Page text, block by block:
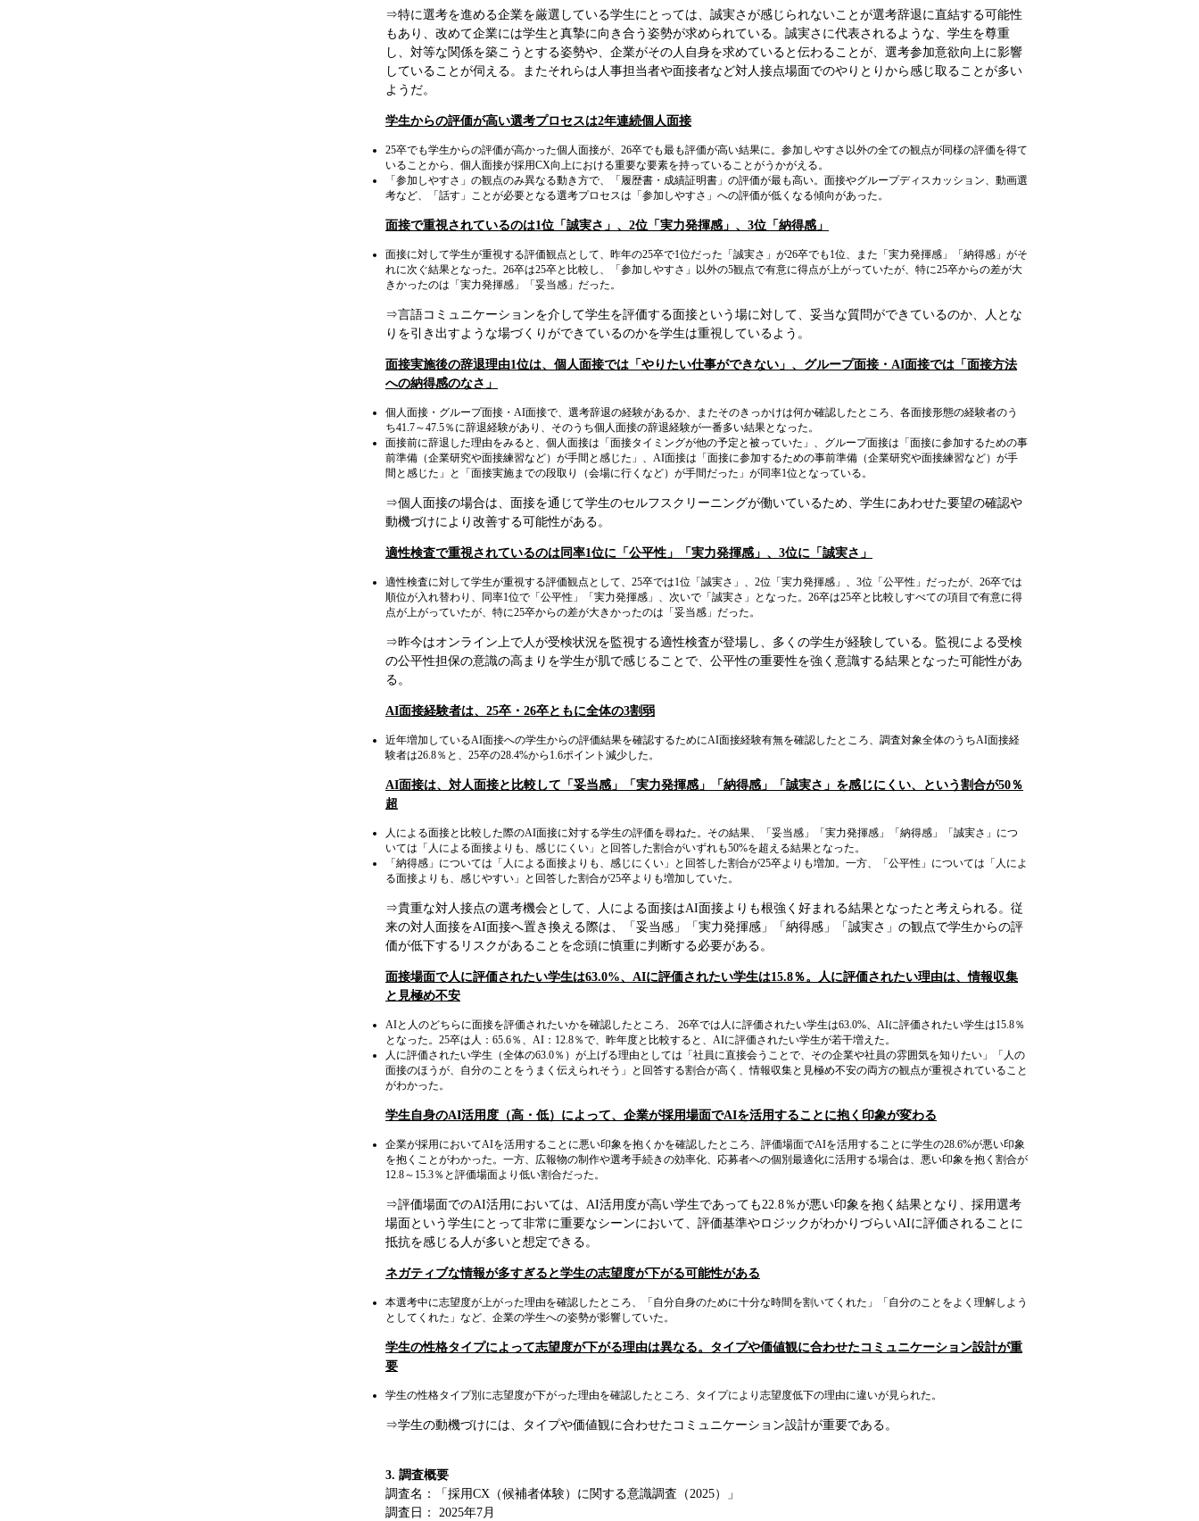
⇒特に選考を進める企業を厳選している学生にとっては、誠実さが感じられないことが選考辞退に直結する可能性
もあり、改めて企業には学生と真摯に向き合う姿勢が求められている。誠実さに代表されるような、学生を尊重
し、対等な関係を築こうとする姿勢や、企業がその人自身を求めていると伝わることが、選考参加意欲向上に影響
していることが伺える。またそれらは人事担当者や面接者など対人接点場面でのやりとりから感じ取ることが多い
ようだ。
学生からの評価が高い選考プロセスは2年連続個人面接
25卒でも学生からの評価が高かった個人面接が、26卒でも最も評価が高い結果に。参加しやすさ以外の全ての観点が同様の評価を得て
いることから、個人面接が採用CX向上における重要な要素を持っていることがうかがえる。
「参加しやすさ」の観点のみ異なる動き方で、「履歴書・成績証明書」の評価が最も高い。面接やグループディスカッション、動画選
考など、「話す」ことが必要となる選考プロセスは「参加しやすさ」への評価が低くなる傾向があった。
面接で重視されているのは1位「誠実さ」、2位「実力発揮感」、3位「納得感」
面接に対して学生が重視する評価観点として、昨年の25卒で1位だった「誠実さ」が26卒でも1位、また「実力発揮感」「納得感」がそ
れに次ぐ結果となった。26卒は25卒と比較し、「参加しやすさ」以外の5観点で有意に得点が上がっていたが、特に25卒からの差が大
きかったのは「実力発揮感」「妥当感」だった。
​⇒言語コミュニケーションを介して学生を評価する面接という場に対して、妥当な質問ができているのか、人とな
りを引き出すような場づくりができているのかを学生は重視しているよう。
面接実施後の辞退理由1位は、個人面接では「やりたい仕事ができない」、グループ面接・AI面接では「面接方法
への納得感のなさ」
個人面接・グループ面接・AI面接で、選考辞退の経験があるか、またそのきっかけは何か確認したところ、各面接形態の経験者のう
ち41.7～47.5％に辞退経験があり、そのうち個人面接の辞退経験が一番多い結果となった。
面接前に辞退した理由をみると、個人面接は「面接タイミングが他の予定と被っていた」、グループ面接は「面接に参加するための事
前準備（企業研究や面接練習など）が手間と感じた」、AI面接は「面接に参加するための事前準備（企業研究や面接練習など）が手
間と感じた」と「面接実施までの段取り（会場に行くなど）が手間だった」が同率1位となっている。
⇒個人面接の場合は、面接を通じて学生のセルフスクリーニングが働いているため、学生にあわせた要望の確認や
動機づけにより改善する可能性がある。
適性検査で重視されているのは同率1位に「公平性」「実力発揮感」、3位に「誠実さ」
適性検査に対して学生が重視する評価観点として、25卒では1位「誠実さ」、2位「実力発揮感」、3位「公平性」だったが、26卒では
順位が入れ替わり、同率1位で「公平性」「実力発揮感」、次いで「誠実さ」となった。26卒は25卒と比較しすべての項目で有意に得
点が上がっていたが、特に25卒からの差が大きかったのは「妥当感」だった。
⇒昨今はオンライン上で人が受検状況を監視する適性検査が登場し、多くの学生が経験している。監視による受検
の公平性担保の意識の高まりを学生が肌で感じることで、公平性の重要性を強く意識する結果となった可能性があ
る。
AI面接経験者は、25卒・26卒ともに全体の3割弱
近年増加しているAI面接への学生からの評価結果を確認するためにAI面接経験有無を確認したところ、調査対象全体のうちAI面接経
験者は26.8％と、25卒の28.4%から1.6ポイント減少した。
AI面接は、対人面接と比較して「妥当感」「実力発揮感」「納得感」「誠実さ」を感じにくい、という割合が50％
超
人による面接と比較した際のAI面接に対する学生の評価を尋ねた。その結果、「妥当感」「実力発揮感」「納得感」「誠実さ」につ
いては「人による面接よりも、感じにくい」と回答した割合がいずれも50%を超える結果となった。
「納得感」については「人による面接よりも、感じにくい」と回答した割合が25卒よりも増加。一方、「公平性」については「人によ
る面接よりも、感じやすい」と回答した割合が25卒よりも増加していた。
⇒貴重な対人接点の選考機会として、人による面接はAI面接よりも根強く好まれる結果となったと考えられる。従
来の対人面接をAI面接へ置き換える際は、「妥当感」「実力発揮感」「納得感」「誠実さ」の観点で学生からの評
価が低下するリスクがあることを念頭に慎重に判断する必要がある。
面接場面で人に評価されたい学生は63.0%、AIに評価されたい学生は15.8％。人に評価されたい理由は、情報収集
と見極め不安
AIと人のどちらに面接を評価されたいかを確認したところ、 26卒では人に評価されたい学生は63.0%、AIに評価されたい学生は15.8％
となった。25卒は人：65.6％、AI：12.8％で、昨年度と比較すると、AIに評価されたい学生が若干増えた。
人に評価されたい学生（全体の63.0％）が上げる理由としては「社員に直接会うことで、その企業や社員の雰囲気を知りたい」「人の
面接のほうが、自分のことをうまく伝えられそう」と回答する割合が高く、情報収集と見極め不安の両方の観点が重視されていること
がわかった。
学生自身のAI活用度（高・低）によって、企業が採用場面でAIを活用することに抱く印象が変わる
企業が採用においてAIを活用することに悪い印象を抱くかを確認したところ、評価場面でAIを活用することに学生の28.6%が悪い印象
を抱くことがわかった。一方、広報物の制作や選考手続きの効率化、応募者への個別最適化に活用する場合は、悪い印象を抱く割合が
12.8～15.3％と評価場面より低い割合だった。
⇒評価場面でのAI活用においては、AI活用度が高い学生であっても22.8％が悪い印象を抱く結果となり、採用選考
場面という学生にとって非常に重要なシーンにおいて、評価基準やロジックがわかりづらいAIに評価されることに
抵抗を感じる人が多いと想定できる。
ネガティブな情報が多すぎると学生の志望度が下がる可能性がある
本選考中に志望度が上がった理由を確認したところ、「自分自身のために十分な時間を割いてくれた」「自分のことをよく理解しよう
としてくれた」など、企業の学生への姿勢が影響していた。
学生の性格タイプによって志望度が下がる理由は異なる。タイプや価値観に合わせたコミュニケーション設計が重
要
学生の性格タイプ別に志望度が下がった理由を確認したところ、タイプにより志望度低下の理由に違いが見られた。
⇒学生の動機づけには、タイプや価値観に合わせたコミュニケーション設計が重要である。
3. 調査概要
調査名：「採用CX（候補者体験）に関する意識調査（2025）」
調査日： 2025年7月